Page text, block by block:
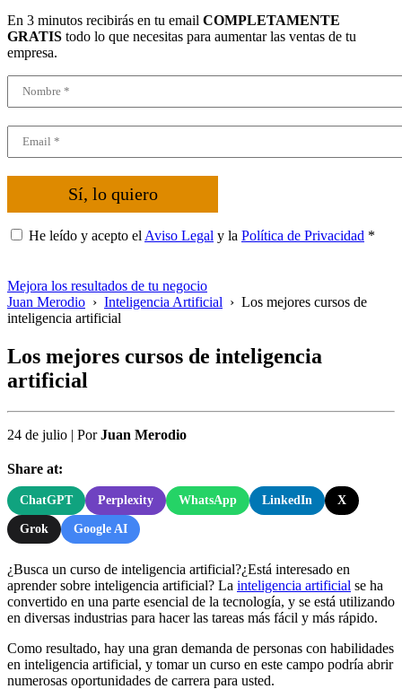
En 3 minutos recibirás en tu email COMPLETAMENTE
GRATIS todo lo que necesitas para aumentar las ventas de tu
empresa.
Sí, lo quiero
He leído y acepto el Aviso Legal y la Política de Privacidad *
Mejora los resultados de tu negocio
Juan Merodio › Inteligencia Artificial › Los mejores cursos de
inteligencia artificial
Los mejores cursos de inteligencia
artificial
24 de julio | PorJuan Merodio
Share at:
ChatGPT Perplexity WhatsApp LinkedIn X
Grok Google AI
¿Busca un curso de inteligencia artificial?¿Está interesado en
aprender sobre inteligencia artificial? La inteligencia artificial se ha
convertido en una parte esencial de la tecnología, y se está utilizando
en diversas industrias para hacer las tareas más fácil y más rápido.
Como resultado, hay una gran demanda de personas con habilidades
en inteligencia artificial, y tomar un curso en este campo podría abrir
numerosas oportunidades de carrera para usted.